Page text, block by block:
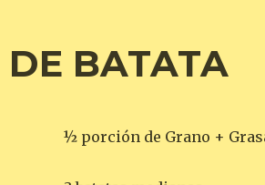
DE BATATA
½ porción de Grano +